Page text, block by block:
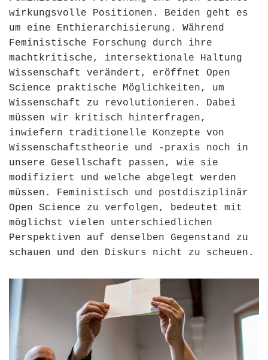
wirkungsvolle Positionen. Beiden geht es
um eine Enthierarchisierung. Während
Feministische Forschung durch ihre
machtkritische, intersektionale Haltung
Wissenschaft verändert, eröffnet Open
Science praktische Möglichkeiten, um
Wissenschaft zu revolutionieren. Dabei
müssen wir kritisch hinterfragen,
inwiefern traditionelle Konzepte von
Wissenschaftstheorie und -praxis noch in
unsere Gesellschaft passen, wie sie
modifiziert und welche abgelegt werden
müssen. Feministisch und postdisziplinär
Open Science zu verfolgen, bedeutet mit
möglichst vielen unterschiedlichen
Perspektiven auf denselben Gegenstand zu
schauen und den Diskurs nicht zu scheuen.